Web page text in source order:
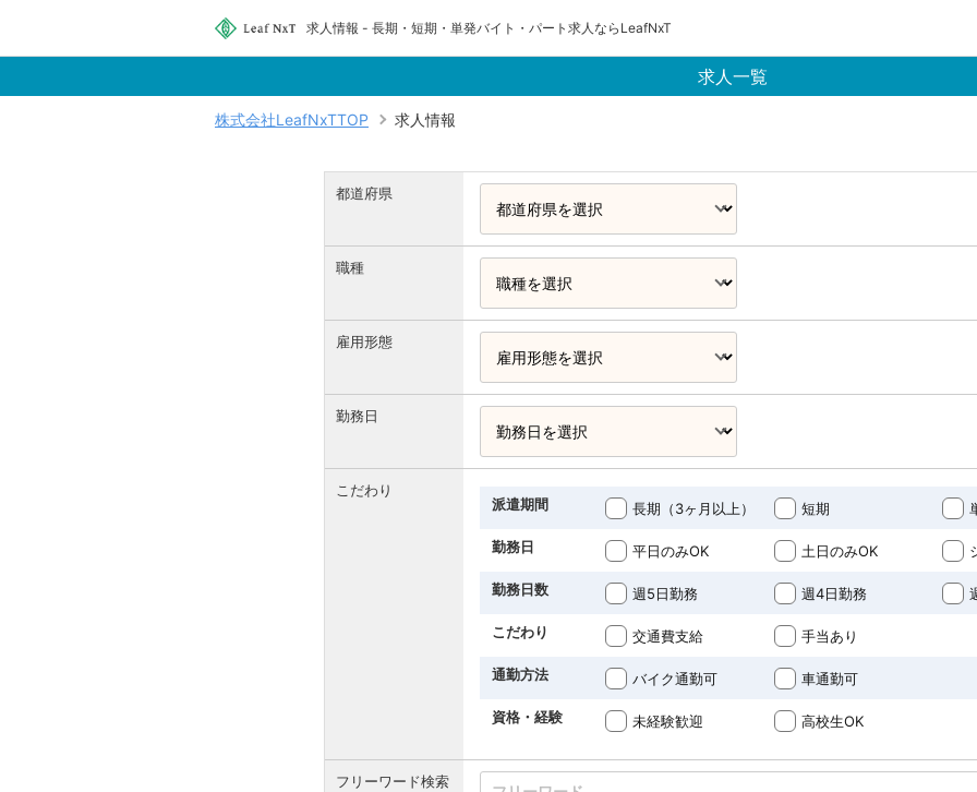
求人情報 - 長期・短期・単発バイト・パート求人ならLeafNxT
求人一覧
株式会社LeafNxTTOP 求人情報
都道府県
職種
雇用形態
勤務日
こだわり
派遣期間
長期（3ヶ月以上） 短期
勤務日 平日のみOK 土日のみOK
勤務日数 週5日勤務 週4日勤務
こだわり 交通費支給 手当あり
通勤方法 バイク通勤可 車通勤可
資格・経験 未経験歓迎 高校生OK
フリーワード検索